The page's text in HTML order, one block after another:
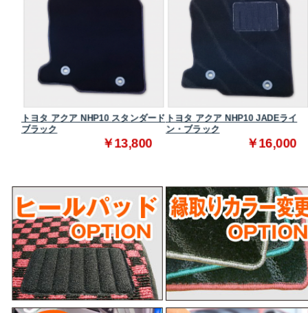
トヨタ アクア NHP10 スタンダード
ブラック
￥13,800
トヨタ アクア NHP10 JADEライ
ン・ブラック
￥16,000